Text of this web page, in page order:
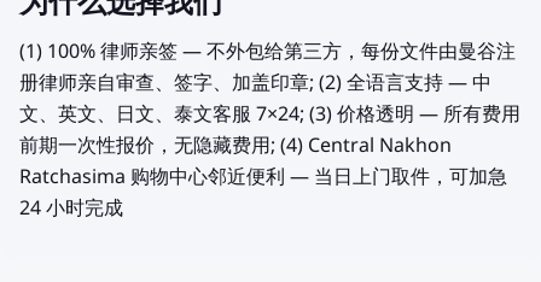
(1) 100% 律师亲签 — 不外包给第三方，每份文件由曼谷注
册律师亲自审查、签字、加盖印章; (2) 全语言支持 — 中
文、英文、日文、泰文客服 7×24; (3) 价格透明 — 所有费用
前期一次性报价，无隐藏费用; (4) Central Nakhon
Ratchasima 购物中心邻近便利 — 当日上门取件，可加急
24 小时完成